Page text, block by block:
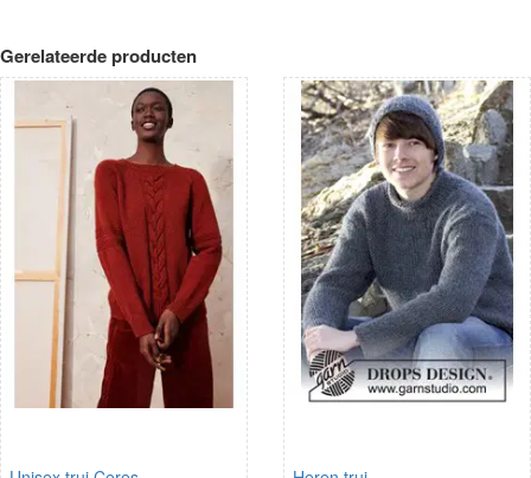
Gerelateerde producten